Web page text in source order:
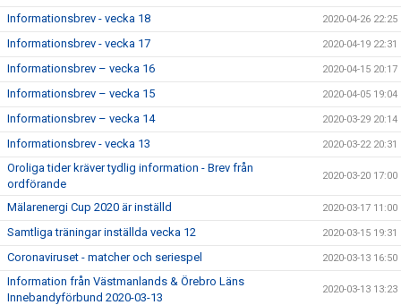
Informationsbrev - vecka 18 2020-04-26 22:25
Informationsbrev - vecka 17 2020-04-19 22:31
Informationsbrev – vecka 16 2020-04-15 20:17
Informationsbrev – vecka 15 2020-04-05 19:04
Informationsbrev – vecka 14 2020-03-29 20:14
Informationsbrev - vecka 13 2020-03-22 20:31
Oroliga tider kräver tydlig information - Brev från
ordförande
2020-03-20 17:00
Mälarenergi Cup 2020 är inställd 2020-03-17 11:00
Samtliga träningar inställda vecka 12 2020-03-15 19:31
Coronaviruset - matcher och seriespel 2020-03-13 16:50
Information från Västmanlands & Örebro Läns
Innebandyförbund 2020-03-13
2020-03-13 13:23